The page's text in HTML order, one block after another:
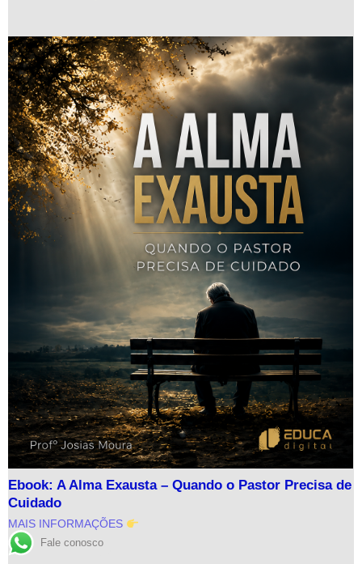
Ebook: A Alma Exausta – Quando o Pastor Precisa de
Cuidado
MAIS INFORMAÇÕES
Fale conosco